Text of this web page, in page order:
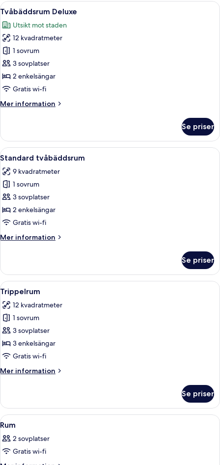
Öppna
alla
foton
för
Tvåbäddsrum
Deluxe
Ett hotellrum med två separata
10
Tvåbäddsrum Deluxe
Utsikt mot staden
12 kvadratmeter
1 sovrum
3 sovplatser
2 enkelsängar
Gratis wi-fi
Mer information
Mer
Deluxe
Se priser
Öppna
alla
foton
för
Standard
tvåbäddsrum
Ett hotellrum med två sängar, en tv
7
Standard tvåbäddsrum
9 kvadratmeter
1 sovrum
3 sovplatser
2 enkelsängar
Gratis wi-fi
Mer information
Mer
tvåbäddsrum
Se priser
Öppna
alla
foton
för
Trippelrum
Ett hotellrum med två sängar, en
7
Trippelrum
12 kvadratmeter
1 sovrum
3 sovplatser
3 enkelsängar
Gratis wi-fi
Mer information
Mer
Se priser
Öppna
alla
foton
för
Ett hotellrum med två sängar, ett
16
Rum
2 sovplatser
Gratis wi-fi